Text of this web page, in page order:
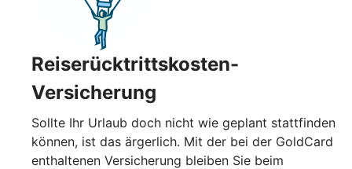
Reiserücktrittskosten-
Versicherung
Sollte Ihr Urlaub doch nicht wie geplant stattfinden
können, ist das ärgerlich. Mit der bei der GoldCard
enthaltenen Versicherung bleiben Sie beim